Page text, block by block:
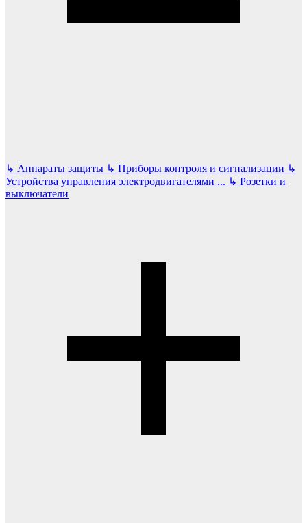
↳ Аппараты защиты ↳ Приборы контроля и сигнализации ↳
Устройства управления электродвигателями ... ↳ Розетки и
выключатели